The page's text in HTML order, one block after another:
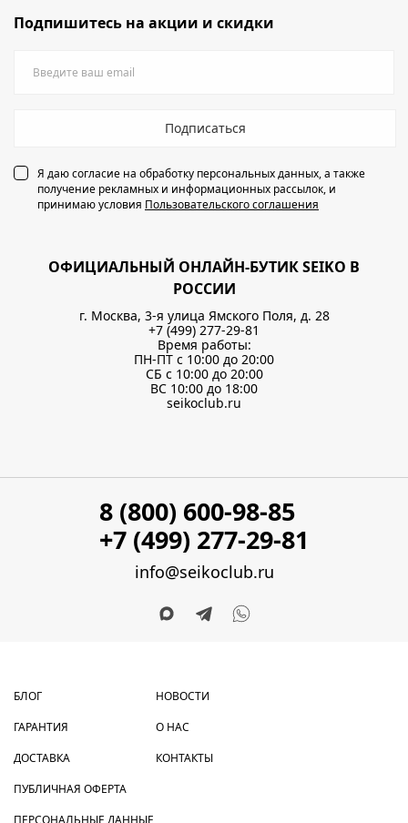
Подпишитесь на акции и скидки
Подписаться
Я даю согласие на обработку персональных данных, а также
получение рекламных и информационных рассылок, и
принимаю условия Пользовательского соглашения
ОФИЦИАЛЬНЫЙ ОНЛАЙН-БУТИК SEIKO В
РОССИИ
г. Москва, 3-я улица Ямского Поля, д. 28
+7 (499) 277-29-81
Время работы:
ПН-ПТ с 10:00 до 20:00
СБ с 10:00 до 20:00
ВС 10:00 до 18:00
seikoclub.ru
8 (800) 600-98-85
+7 (499) 277-29-81
info@seikoclub.ru
БЛОГ
ГАРАНТИЯ
ДОСТАВКА
НОВОСТИ
О НАС
КОНТАКТЫ
ПУБЛИЧНАЯ ОФЕРТА
ПЕРСОНАЛЬНЫЕ ДАННЫЕ